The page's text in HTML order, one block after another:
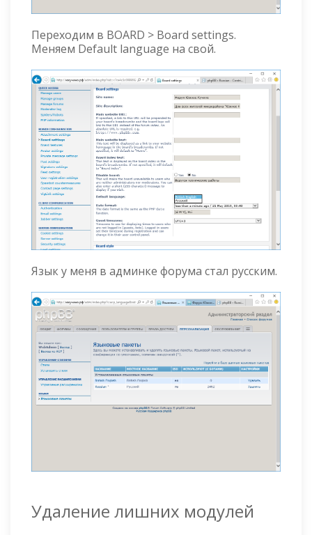
Переходим в BOARD > Board settings.
Меняем Default language на свой.
Язык у меня в админке форума стал русским.
Удаление лишних модулей